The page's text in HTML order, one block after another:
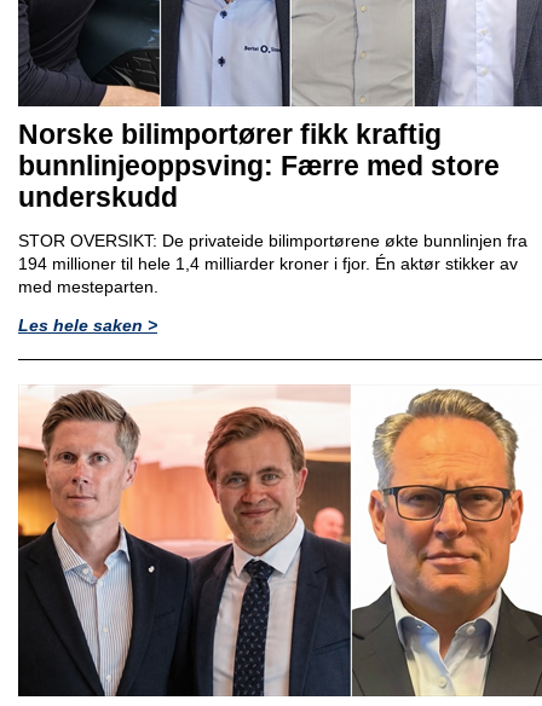
Norske bilimportører fikk kraftig
bunnlinjeoppsving: Færre med store
underskudd
STOR OVERSIKT: De privateide bilimportørene økte bunnlinjen fra
194 millioner til hele 1,4 milliarder kroner i fjor. Én aktør stikker av
med mesteparten.
Les hele saken >